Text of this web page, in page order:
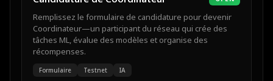
Remplissez le formulaire de candidature pour devenir
Coordinateur—un participant du réseau qui crée des
tâches ML, évalue des modèles et organise des
récompenses.
Formulaire Testnet IA